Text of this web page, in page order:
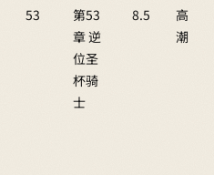
53
第53
章 逆
位圣
杯骑
士
8.5
高
潮